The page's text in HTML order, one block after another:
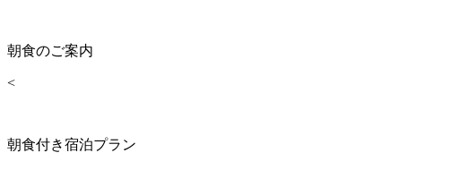
朝食のご案内
<
朝食付き宿泊プラン